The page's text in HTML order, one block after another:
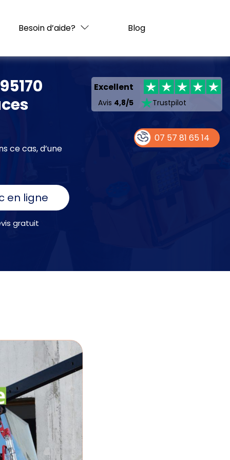
Besoin d’aide? Blog
ce cas, d’une
en ligne
gratuit
Excellent
Avis 4,8/5 Trustpilot
07 57 81 65 14